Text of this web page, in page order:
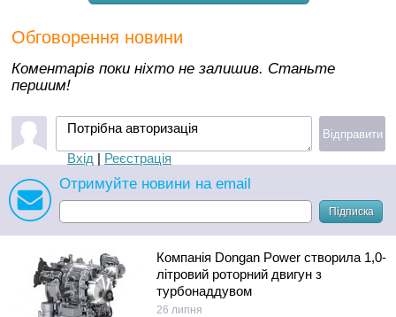
Обговорення новини
Коментарів поки ніхто не залишив. Станьте
першим!
Потрібна авторизація
Вхід | Реєстрація
Відправити
Отримуйте новини на email
Підписка
Компанія Dongan Power створила 1,0-
літровий роторний двигун з
турбонаддувом
26 липня